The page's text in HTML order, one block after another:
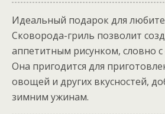
Идеальный подарок для
Сковорода-гриль позволит
аппетитным рисунком, словно с
Она пригодится для
овощей и других вкусностей,
зимним ужинам.